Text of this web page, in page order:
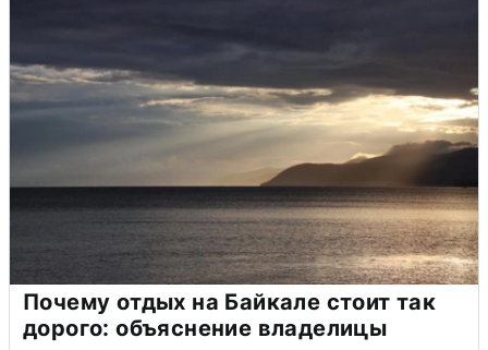
Почему отдых на Байкале стоит так
дорого: объяснение владелицы